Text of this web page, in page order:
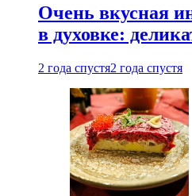
Очень вкусная
в духовке:
2 года спустя2 года спустя